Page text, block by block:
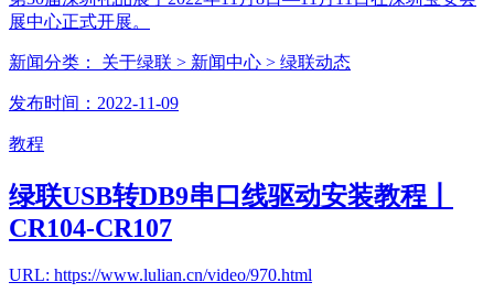
展中心正式开展。
新闻分类： 关于绿联 > 新闻中心 > 绿联动态
发布时间：2022-11-09
教程
绿联USB转DB9串口线驱动安装教程丨
CR104-CR107
URL: https://www.lulian.cn/video/970.html